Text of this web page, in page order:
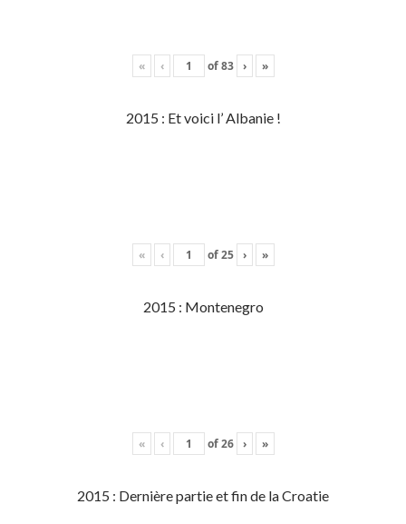
« ‹ of83 › »
2015 : Et voici l’ Albanie !
« ‹ of25 › »
2015 : Montenegro
« ‹ of26 › »
2015 : Dernière partie et fin de la Croatie